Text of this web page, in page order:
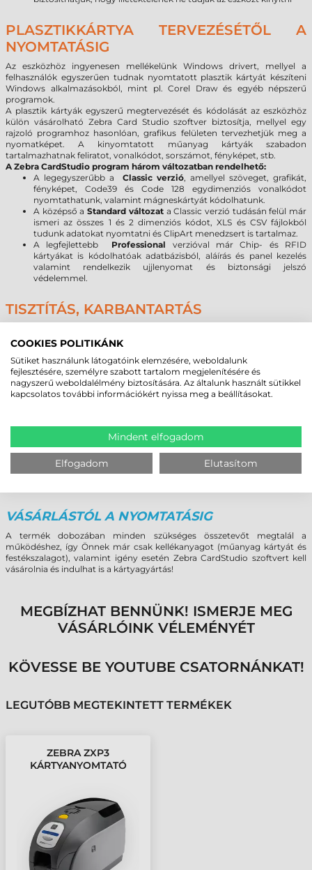
PLASZTIKKÁRTYA TERVEZÉSÉTŐL A
NYOMTATÁSIG
Az eszközhöz ingyenesen mellékelünk Windows drivert, mellyel a
felhasználók egyszerűen tudnak nyomtatott plasztik kártyát készíteni
Windows alkalmazásokból, mint pl. Corel Draw és egyéb népszerű
programok.
A plasztik kártyák egyszerű megtervezését és kódolását az eszközhöz
külön vásárolható Zebra Card Studio szoftver biztosítja, mellyel egy
rajzoló programhoz hasonlóan, grafikus felületen tervezhetjük meg a
nyomatképet. A kinyomtatott műanyag kártyák szabadon
tartalmazhatnak feliratot, vonalkódot, sorszámot, fényképet, stb.
A Zebra CardStudio program három változatban rendelhető:
A legegyszerűbb a Classic verzió, amellyel szöveget, grafikát,
fényképet, Code39 és Code 128 egydimenziós vonalkódot
nyomtathatunk, valamint mágneskártyát kódolhatunk.
A középső aStandard változat a Classic verzió tudásán felül már
ismeri az összes 1 és 2 dimenziós kódot, XLS és CSV fájlokból
tudunk adatokat nyomtatni és ClipArt menedzsert is tartalmaz.
A legfejlettebb
Professional verzióval már Chip- és RFID
kártyákat is kódolhatóak adatbázisból, aláírás és panel kezelés
valamint rendelkezik ujjlenyomat és biztonsági jelszó
védelemmel.
TISZTÍTÁS, KARBANTARTÁS
kiemelkedően fontos a rendszeres tisztítás, karbantartás. Fontos, hogy
használattól függően rendszeresen (hetente/havonta/500 kártyánként)
megfelelő Zebra tisztító eszközökkel (tisztító kártya, görgő tisztító,
tisztítópálca, stb.) elvégezze a nyomtató takarítását ezzel megóvva a
kiváló nyomatminőséget, csökkentve az esetleges meghibásodásnak a
kockázatát és növelve a kártyanyomtató élettartamát.
kívánatos szennyeződéseket. A nyomtátási folyamat megkezdése előtt
a printerben található tisztító görgő távolítja el a plasztik kártyáról az
esetleges szennyeződést, port. A Zebra kínálatában a fentieken kívül
még tamponos tisztítópálca is található a kártyanyomtatókhoz, amivel
akár csak bizonyos elemek (pl. fej, vezető görgők) is tisztíthatóak külön-
VÁSÁRLÁSTÓL A NYOMTATÁSIG
A termék dobozában minden szükséges összetevőt megtalál a
működéshez, így Önnek már csak kellékanyagot (műanyag kártyát és
festékszalagot), valamint igény esetén Zebra CardStudio szoftvert kell
vásárolnia és indulhat is a kártyagyártás!
MEGBÍZHAT BENNÜNK! ISMERJE MEG
VÁSÁRLÓINK VÉLEMÉNYÉT
KÖVESSE BE YOUTUBE CSATORNÁNKAT!
LEGUTÓBB MEGTEKINTETT TERMÉKEK
ZEBRA ZXP3
KÁRTYANYOMTATÓ
COOKIES POLITIKÁNK
Sütiket használunk látogatóink elemzésére, weboldalunk
fejlesztésére, személyre szabott tartalom megjelenítésére és
nagyszerű weboldalélmény biztosítására. Az általunk használt sütikkel
kapcsolatos további információkért nyissa meg a beállításokat.
Mindent elfogadom
Elfogadom Elutasítom